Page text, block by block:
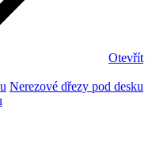
Otevřít
Nerezové dřezy pod desku